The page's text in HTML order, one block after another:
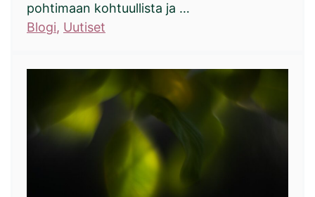
pohtimaan kohtuullista ja …
Blogi, Uutiset